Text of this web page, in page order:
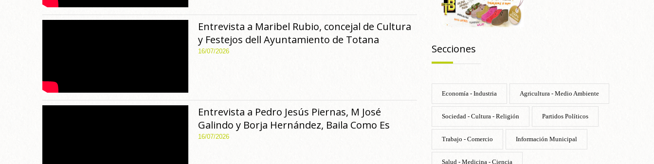
Entrevista a Maribel Rubio, concejal de Cultura
y Festejos dell Ayuntamiento de Totana
16/07/2026
Entrevista a Pedro Jesús Piernas, M José
Galindo y Borja Hernández, Baila Como Es
16/07/2026
Secciones
Economía - Industria Agricultura - Medio Ambiente
Sociedad - Cultura - Religión Partidos Políticos
Trabajo - Comercio Información Municipal
Salud - Medicina - Ciencia